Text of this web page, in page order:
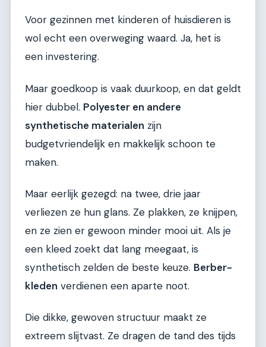
Voor gezinnen met kinderen of huisdieren is
wol echt een overweging waard. Ja, het is
een investering.
Maar goedkoop is vaak duurkoop, en dat geldt
hier dubbel. Polyester en andere
synthetische materialen zijn
budgetvriendelijk en makkelijk schoon te
maken.
Maar eerlijk gezegd: na twee, drie jaar
verliezen ze hun glans. Ze plakken, ze knijpen,
en ze zien er gewoon minder mooi uit. Als je
een kleed zoekt dat lang meegaat, is
synthetisch zelden de beste keuze. Berber-
kleden verdienen een aparte noot.
Die dikke, gewoven structuur maakt ze
extreem slijtvast. Ze dragen de tand des tijds